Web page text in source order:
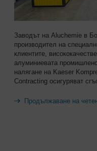
Заводът на Aluchemie в
производител на
клиентите,
алуминиевата
налягане на Kaeser
Contracting осигуряват
Продължаване на